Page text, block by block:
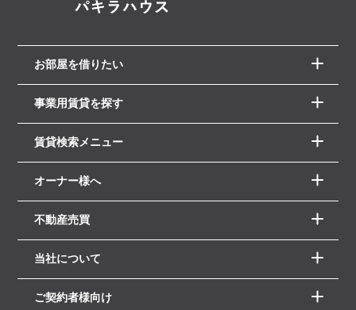
お部屋を借りたい
事業用賃貸を探す
賃貸検索メニュー
オーナー様へ
不動産売買
当社について
ご契約者様向け